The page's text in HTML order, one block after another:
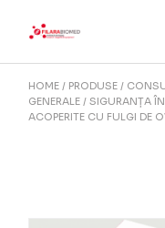
HOME PRODUSE
GENERALE
SIGURANȚA
ACOPERITE CU FULGI DE